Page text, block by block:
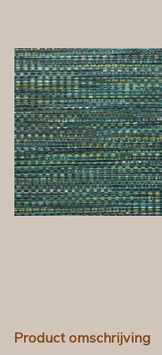
Product omschrijving